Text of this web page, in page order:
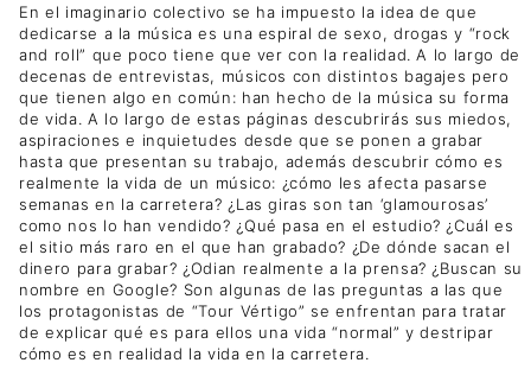
En el imaginario colectivo se ha impuesto la idea de que
dedicarse a la música es una espiral de sexo, drogas y “rock
and roll” que poco tiene que ver con la realidad. A lo largo de
decenas de entrevistas, músicos con distintos bagajes pero
que tienen algo en común: han hecho de la música su forma
de vida. A lo largo de estas páginas descubrirás sus miedos,
aspiraciones e inquietudes desde que se ponen a grabar
hasta que presentan su trabajo, además descubrir cómo es
realmente la vida de un músico: ¿cómo les afecta pasarse
semanas en la carretera? ¿Las giras son tan ‘glamourosas’
como nos lo han vendido? ¿Qué pasa en el estudio? ¿Cuál es
el sitio más raro en el que han grabado? ¿De dónde sacan el
dinero para grabar? ¿Odian realmente a la prensa? ¿Buscan su
nombre en Google? Son algunas de las preguntas a las que
los protagonistas de “Tour Vértigo” se enfrentan para tratar
de explicar qué es para ellos una vida “normal” y destripar
cómo es en realidad la vida en la carretera.